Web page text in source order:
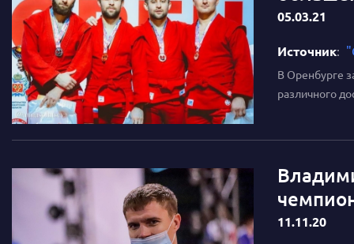
05.03.21
Источник:
В Оренбурге
различного
11.11.20